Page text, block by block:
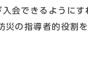
入会できるように
災の指導者的役割